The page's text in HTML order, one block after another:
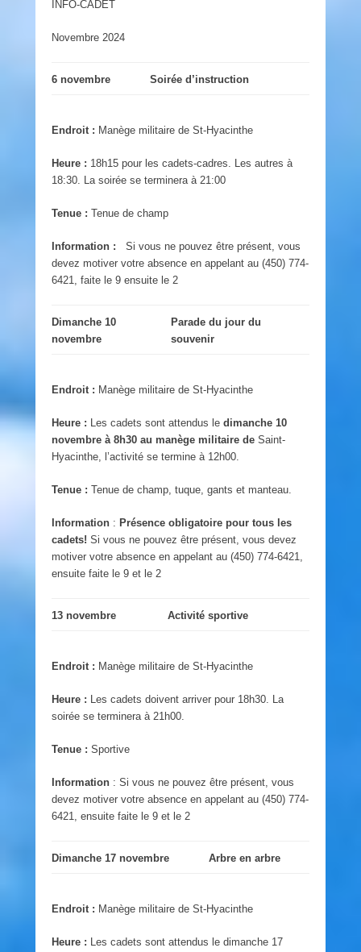
INFO-CADET
Novembre 2024
6 novembre Soirée d’instruction
Endroit : Manège militaire de St-Hyacinthe
Heure : 18h15 pour les cadets-cadres. Les autres à
18:30. La soirée se terminera à 21:00
Tenue : Tenue de champ
Information : Si vous ne pouvez être présent, vous
devez motiver votre absence en appelant au (450) 774-
6421, faite le 9 ensuite le 2
Dimanche 10
novembre
Parade du jour du
souvenir
Endroit : Manège militaire de St-Hyacinthe
Heure : Les cadets sont attendus le dimanche 10
novembre à 8h30 au manège militaire de Saint-
Hyacinthe, l’activité se termine à 12h00.
Tenue : Tenue de champ, tuque, gants et manteau.
Information : Présence obligatoire pour tous les
cadets! Si vous ne pouvez être présent, vous devez
motiver votre absence en appelant au (450) 774-6421,
ensuite faite le 9 et le 2
13 novembre Activité sportive
Endroit : Manège militaire de St-Hyacinthe
Heure : Les cadets doivent arriver pour 18h30. La
soirée se terminera à 21h00.
Tenue : Sportive
Information : Si vous ne pouvez être présent, vous
devez motiver votre absence en appelant au (450) 774-
6421, ensuite faite le 9 et le 2
Dimanche 17 novembre Arbre en arbre
Endroit : Manège militaire de St-Hyacinthe
Heure : Les cadets sont attendus le dimanche 17